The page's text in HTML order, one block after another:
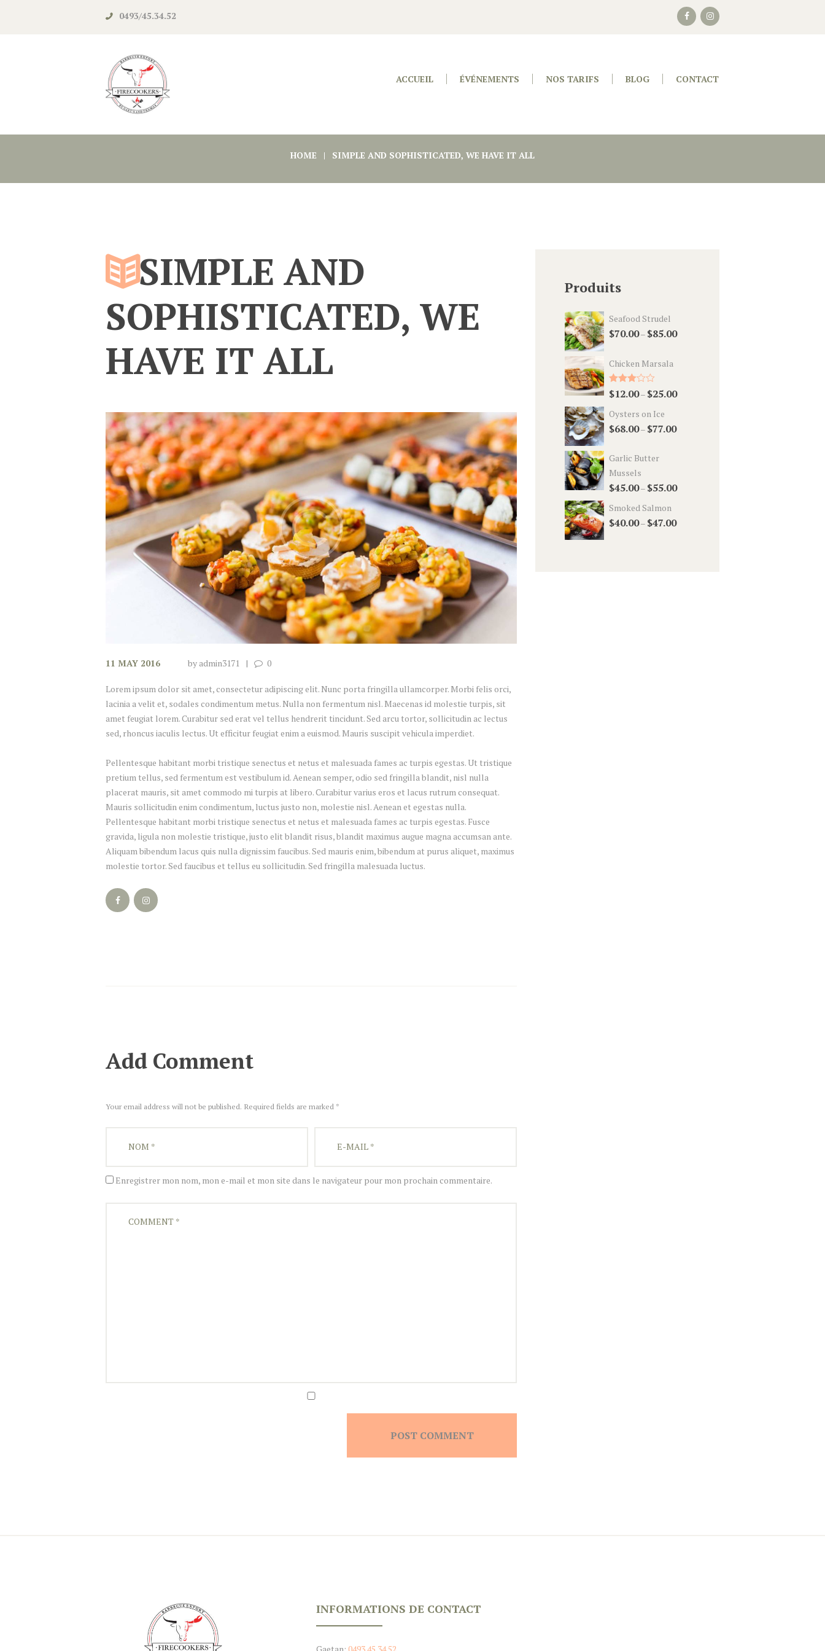
0493/45.34.52‬
ACCUEIL ÉVÉNEMENTS NOS TARIFS BLOG CONTACT
HOME SIMPLE AND SOPHISTICATED, WE HAVE IT ALL
SIMPLE AND
SOPHISTICATED, WE
HAVE IT ALL
11 MAY 2016 by admin3171 0
Lorem ipsum dolor sit amet, consectetur adipiscing elit. Nunc porta fringilla ullamcorper. Morbi felis orci,
lacinia a velit et, sodales condimentum metus. Nulla non fermentum nisl. Maecenas id molestie turpis, sit
amet feugiat lorem. Curabitur sed erat vel tellus hendrerit tincidunt. Sed arcu tortor, sollicitudin ac lectus
sed, rhoncus iaculis lectus. Ut efficitur feugiat enim a euismod. Mauris suscipit vehicula imperdiet.
Pellentesque habitant morbi tristique senectus et netus et malesuada fames ac turpis egestas. Ut tristique
pretium tellus, sed fermentum est vestibulum id. Aenean semper, odio sed fringilla blandit, nisl nulla
placerat mauris, sit amet commodo mi turpis at libero. Curabitur varius eros et lacus rutrum consequat.
Mauris sollicitudin enim condimentum, luctus justo non, molestie nisl. Aenean et egestas nulla.
Pellentesque habitant morbi tristique senectus et netus et malesuada fames ac turpis egestas. Fusce
gravida, ligula non molestie tristique, justo elit blandit risus, blandit maximus augue magna accumsan ante.
Aliquam bibendum lacus quis nulla dignissim faucibus. Sed mauris enim, bibendum at purus aliquet, maximus
molestie tortor. Sed faucibus et tellus eu sollicitudin. Sed fringilla malesuada luctus.
Add Comment
Your email address will not be published. Required fields are marked *
Enregistrer mon nom, mon e-mail et mon site dans le navigateur pour mon prochain commentaire.
Produits
Seafood Strudel
$70.00– $85.00
Chicken Marsala
Rated
3.00
$12.00– $25.00
Oysters on Ice
$68.00– $77.00
Garlic Butter
Mussels
$45.00– $55.00
Smoked Salmon
$40.00– $47.00
INFORMATIONS DE CONTACT